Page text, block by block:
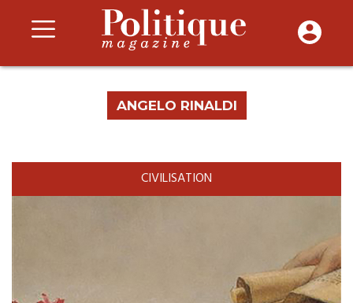
ANGELO RINALDI
CIVILISATION